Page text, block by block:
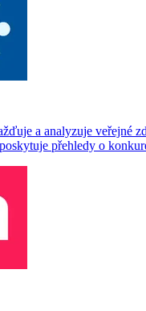
a analyzuje veřejné
přehledy o